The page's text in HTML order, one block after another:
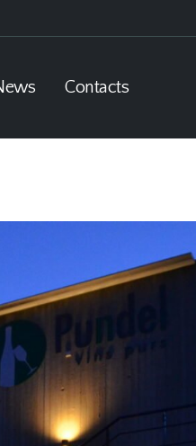
Contacts